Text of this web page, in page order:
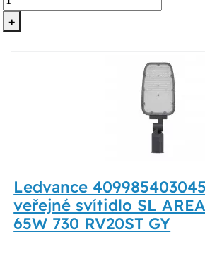
+
Ledvance
veřejné svítidlo SL
65W 730 RV20ST GY